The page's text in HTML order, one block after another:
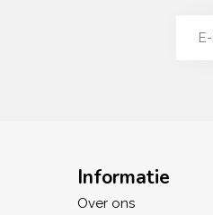
Informatie
Over ons